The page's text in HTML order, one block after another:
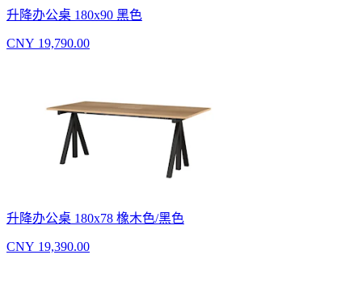
升降办公桌 180x90 黑色
CNY 19,790.00
升降办公桌 180x78 橡木色/黑色
CNY 19,390.00